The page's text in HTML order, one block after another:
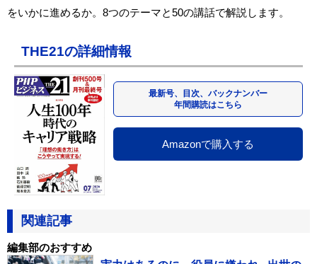
をいかに進めるか。8つのテーマと50の講話で解説します。
THE21の詳細情報
最新号、目次、バックナンバー
年間購読はこちら
Amazonで購入する
関連記事
編集部のおすすめ